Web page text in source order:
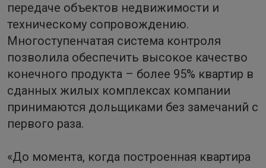
передаче объектов недвижимости и
техническому сопровождению.
Многоступенчатая система контроля
позволила обеспечить высокое качество
конечного продукта – более 95% квартир в
сданных жилых комплексах компании
принимаются дольщиками без замечаний с
первого раза.
«До момента, когда построенная квартира